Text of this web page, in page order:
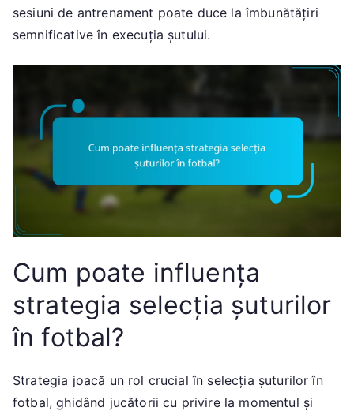
sesiuni de antrenament poate duce la îmbunătățiri
semnificative în execuția șutului.
Cum poate influența
strategia selecția șuturilor
în fotbal?
Strategia joacă un rol crucial în selecția șuturilor în
fotbal, ghidând jucătorii cu privire la momentul și